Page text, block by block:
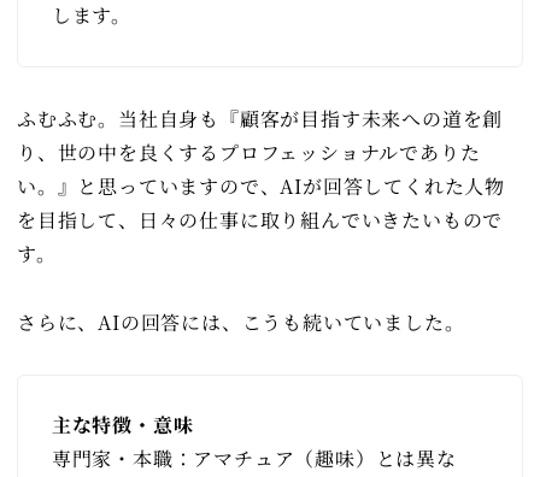
します。
ふむふむ。当社自身も『顧客が目指す未来への道を創
り、世の中を良くするプロフェッショナルでありた
い。』と思っていますので、AIが回答してくれた人物
を目指して、日々の仕事に取り組んでいきたいもので
す。
さらに、AIの回答には、こうも続いていました。
主な特徴・意味
専門家・本職：アマチュア（趣味）とは異な